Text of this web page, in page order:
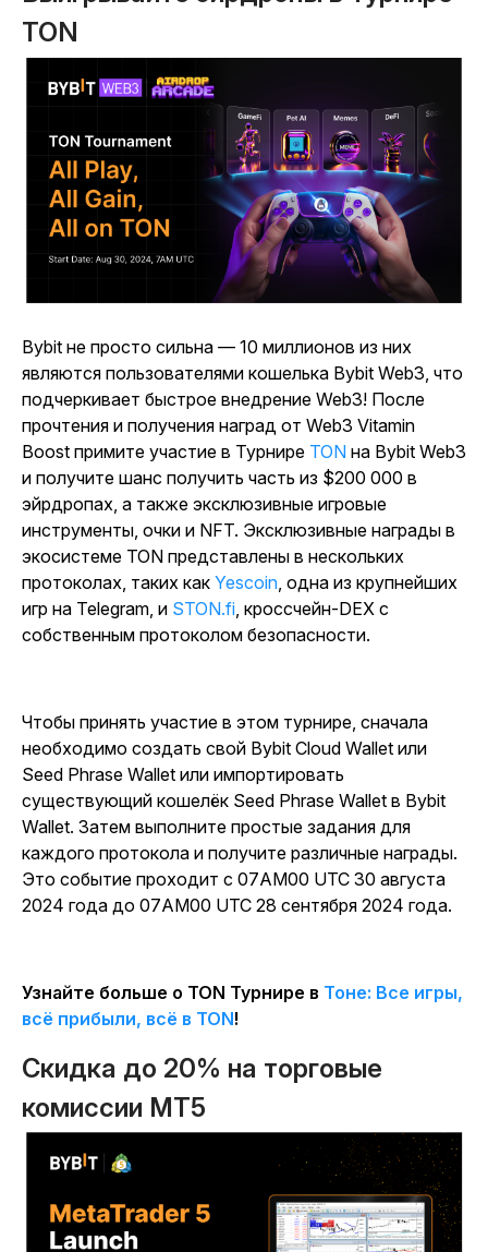
TON
Bybit не просто сильна — 10 миллионов из них
являются пользователями кошелька Bybit Web3, что
подчеркивает быстрое внедрение Web3! После
прочтения и получения наград от Web3 Vitamin
Boost примите участие в Турнире TON на Bybit Web3
и получите шанс получить часть из $200 000 в
эйрдропах, а также эксклюзивные игровые
инструменты, очки и NFT. Эксклюзивные награды в
экосистеме TON представлены в нескольких
протоколах, таких как Yescoin , одна из крупнейших
игр на Telegram, и STON.fi , кроссчейн-DEX с
собственным протоколом безопасности.
Чтобы принять участие в этом турнире, сначала
необходимо создать свой Bybit Cloud Wallet или
Seed Phrase Wallet или импортировать
существующий кошелёк Seed Phrase Wallet в Bybit
Wallet. Затем выполните простые задания для
каждого протокола и получите различные награды.
Это событие проходит с 07AM00 UTC 30 августа
2024 года до 07AM00 UTC 28 сентября 2024 года.
Узнайте больше о TON Турнире в Тоне: Все игры,
всё прибыли, всё в TON!
Скидка до 20% на торговые
комиссии MT5